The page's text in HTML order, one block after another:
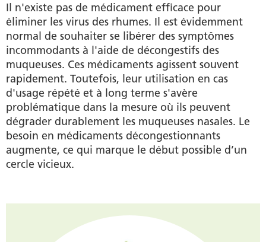
Il n'existe pas de médicament efficace pour
éliminer les virus des rhumes. Il est évidemment
normal de souhaiter se libérer des symptômes
incommodants à l'aide de décongestifs des
muqueuses. Ces médicaments agissent souvent
rapidement. Toutefois, leur utilisation en cas
d'usage répété et à long terme s'avère
problématique dans la mesure où ils peuvent
dégrader durablement les muqueuses nasales. Le
besoin en médicaments décongestionnants
augmente, ce qui marque le début possible d’un
cercle vicieux.